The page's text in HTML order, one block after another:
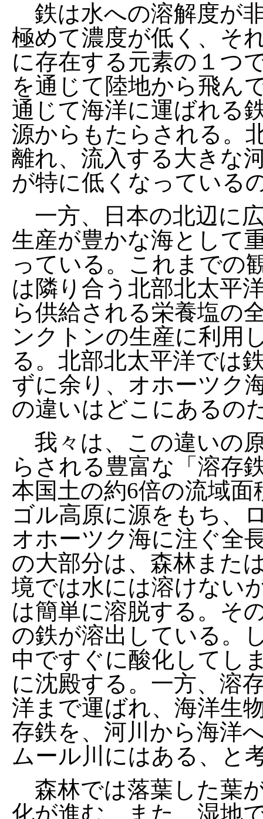
鉄は水への溶解度が
極めて濃度が低く、そ
に存在する元素の１つ
を通じて陸地から飛ん
通じて海洋に運ばれる
源からもたらされる。
離れ、流入する大きな
が特に低くなっている
一方、日本の北辺に
生産が豊かな海として
っている。これまでの
は隣り合う北部北太平
ら供給される栄養塩の
ンクトンの生産に利用
る。北部北太平洋では
ずに余り、オホーツク
の違いはどこにあるの
我々は、この違いの
らされる豊富な「溶存
本国土の約6倍の流域
ゴル高原に源をもち、
オホーツク海に注ぐ全
の大部分は、森林また
境では水には溶けない
は簡単に溶脱する。そ
の鉄が溶出している。
中ですぐに酸化してし
に沈殿する。一方、溶
洋まで運ばれ、海洋生
存鉄を、河川から海洋
ムール川にはある、と
森林では落葉した葉
化が進む。また、湿地